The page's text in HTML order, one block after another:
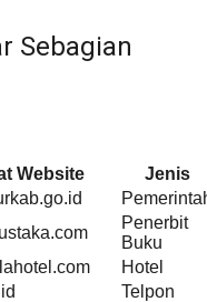
Sebagian
Website
Jenis
Penerbit
Buku
Hotel
Telpon